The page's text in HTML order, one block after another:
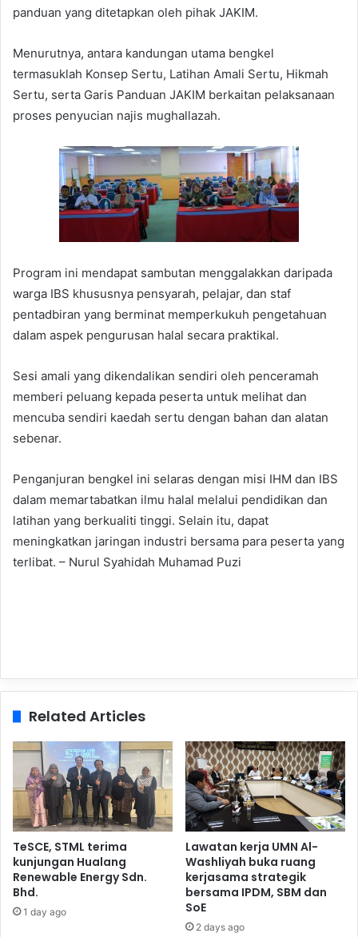
panduan yang ditetapkan oleh pihak JAKIM.
Menurutnya, antara kandungan utama bengkel
termasuklah Konsep Sertu, Latihan Amali Sertu, Hikmah
Sertu, serta Garis Panduan JAKIM berkaitan pelaksanaan
proses penyucian najis mughallazah.
Program ini mendapat sambutan menggalakkan daripada
warga IBS khususnya pensyarah, pelajar, dan staf
pentadbiran yang berminat memperkukuh pengetahuan
dalam aspek pengurusan halal secara praktikal.
Sesi amali yang dikendalikan sendiri oleh penceramah
memberi peluang kepada peserta untuk melihat dan
mencuba sendiri kaedah sertu dengan bahan dan alatan
sebenar.
Penganjuran bengkel ini selaras dengan misi IHM dan IBS
dalam memartabatkan ilmu halal melalui pendidikan dan
latihan yang berkualiti tinggi. Selain itu, dapat
meningkatkan jaringan industri bersama para peserta yang
terlibat. – Nurul Syahidah Muhamad Puzi
Related Articles
TeSCE, STML terima
kunjungan Hualang
Renewable Energy Sdn.
Bhd.
1 day ago
Lawatan kerja UMN Al-
Washliyah buka ruang
kerjasama strategik
bersama IPDM, SBM dan
SoE
2 days ago